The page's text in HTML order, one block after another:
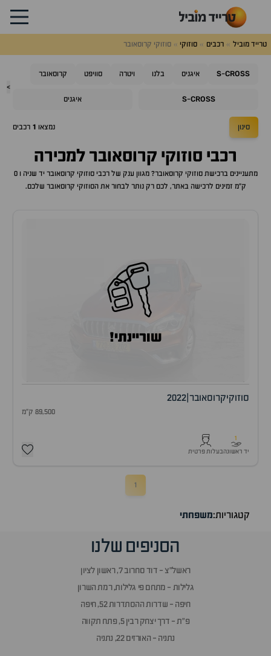
טרייד מוביל רכבים סוזוקי סוזוקי קרוסאובר
>
S-CROSS איגניס בלנו ויטרה סוויפט קרוסאובר
S-CROSS איגניס
סינון נמצאו 1 רכבים
רכבי סוזוקי קרוסאובר למכירה
מתעניינים ברכישתסוזוקי קרוסאובר? מגוון ענק של רכביסוזוקי קרוסאובר
יד שניה ו 0
ק"מ זמינים לרכישה באתר, לכם רק נותר לבחור את הסוזוקי קרוסאובר שלכם.
שוריינתי!
סוזוקיקרוסאובר 2022
89,500 ק"מ
1
יד ראשונהבעלות פרטית
1
קטגוריות:משפחתי
הסניפים שלנו
ראשל״צ - דוד סחרוב 7, ראשון לציון
גלילות - מתחם פי גלילות, רמת השרון
חיפה - שדרות ההסתדרות 52, חיפה
פ״ת - דרך יצחק רבין 5, פתח תקווה
נתניה - האורזים 22, נתניה